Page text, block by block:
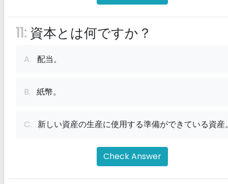
11: 資本とは何ですか？
A. 配当。
B. 紙幣。
C. 新しい資産の生産に使用する準備ができている資産
Check Answer